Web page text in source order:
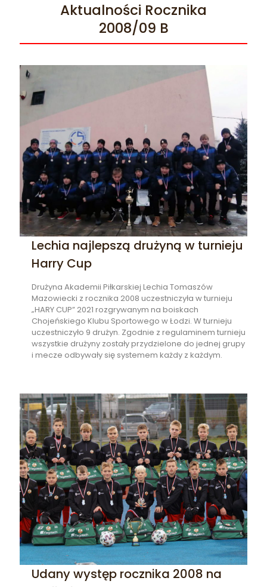
Aktualności Rocznika
2008/09 B
Lechia najlepszą drużyną w turnieju
Harry Cup
Drużyna Akademii Piłkarskiej Lechia Tomaszów
Mazowiecki z rocznika 2008 uczestniczyła w turnieju
„HARY CUP” 2021 rozgrywanym na boiskach
Chojeńskiego Klubu Sportowego w Łodzi. W turnieju
uczestniczyło 9 drużyn. Zgodnie z regulaminem turnieju
wszystkie drużyny zostały przydzielone do jednej grupy
i mecze odbywały się systemem każdy z każdym.
Udany występ rocznika 2008 na